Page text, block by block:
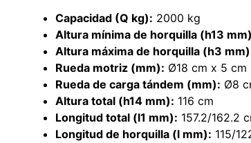
Capacidad (Q kg): 2000 kg
Altura mínima de horquilla (h13
Altura máxima de horquilla (h3
Rueda motriz (mm): Ø18 cm x 5 cm
Rueda de carga tándem (mm): Ø8
Altura total (h14 mm): 116 cm
Longitud total (l1 mm): 157.2/162.2
Longitud de horquilla (l mm): 115/